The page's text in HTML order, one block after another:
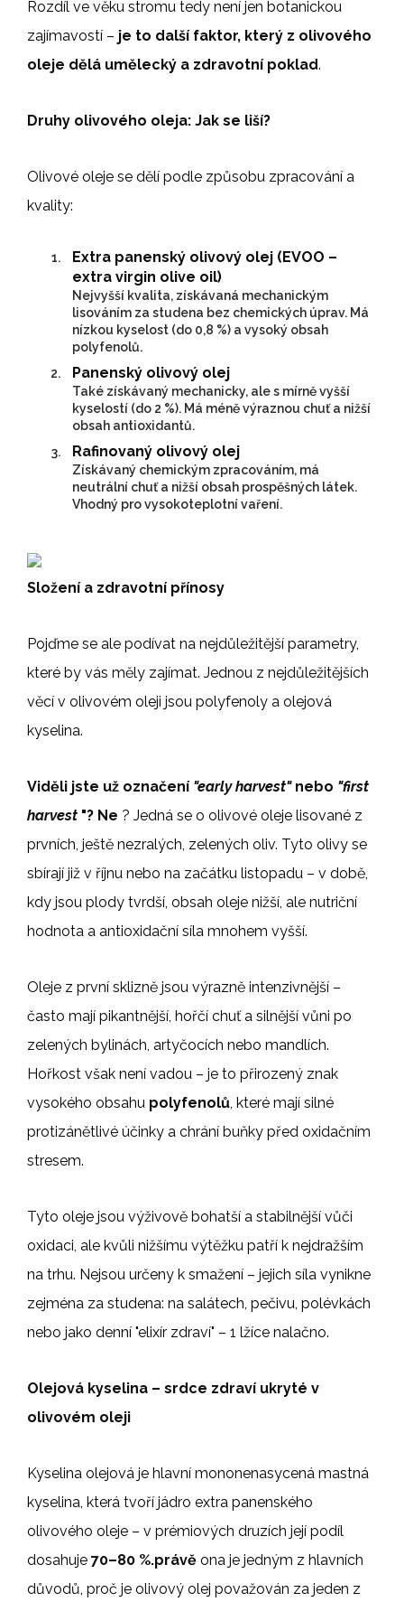
Rozdíl ve věku stromu tedy není jen botanickou
zajímavostí – je to další faktor, který z olivového
oleje dělá umělecký a zdravotní poklad.
Druhy olivového oleja: Jak se liší?
Olivové oleje se dělí podle způsobu zpracování a
kvality:
Extra panenský olivový olej (EVOO –
extra virgin olive oil)
Nejvyšší kvalita, získávaná mechanickým
lisováním za studena bez chemických úprav. Má
nízkou kyselost (do 0,8 %) a vysoký obsah
polyfenolů.
Panenský olivový olej
Také získávaný mechanicky, ale s mírně vyšší
kyselostí (do 2 %). Má méně výraznou chuť a nižší
obsah antioxidantů.
Rafinovaný olivový olej
Získávaný chemickým zpracováním, má
neutrální chuť a nižší obsah prospěšných látek.
Vhodný pro vysokoteplotní vaření.
Složení a zdravotní přínosy
Pojďme se ale podívat na nejdůležitější parametry,
které by vás měly zajímat. Jednou z nejdůležitějších
věcí v olivovém oleji jsou polyfenoly a olejová
kyselina.
Viděli jste už označení "early harvest"nebo "first
harvest "? Ne ? Jedná se o olivové oleje lisované z
prvních, ještě nezralých, zelených oliv. Tyto olivy se
sbírají již v říjnu nebo na začátku listopadu – v době,
kdy jsou plody tvrdší, obsah oleje nižší, ale nutriční
hodnota a antioxidační síla mnohem vyšší.
Oleje z první sklizně jsou výrazně intenzivnější –
často mají pikantnější, hořčí chuť a silnější vůni po
zelených bylinách, artyčocích nebo mandlích.
Hořkost však není vadou – je to přirozený znak
vysokého obsahu polyfenolů, které mají silné
protizánětlivé účinky a chrání buňky před oxidačním
stresem.
Tyto oleje jsou výživově bohatší a stabilnější vůči
oxidaci, ale kvůli nižšímu výtěžku patří k nejdražším
na trhu. Nejsou určeny k smažení – jejich síla vynikne
zejména za studena: na salátech, pečivu, polévkách
nebo jako denní "elixír zdraví" – 1 lžíce nalačno.
Olejová kyselina – srdce zdraví ukryté v
olivovém oleji
Kyselina olejová je hlavní mononenasycená mastná
kyselina, která tvoří jádro extra panenského
olivového oleje – v prémiových druzích její podíl
dosahuje 70–80 %.právě ona je jedným z hlavních
důvodů, proč je olivový olej považován za jeden z